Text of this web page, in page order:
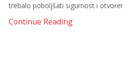
trebalo poboljšati sigurnost i
Continue Reading